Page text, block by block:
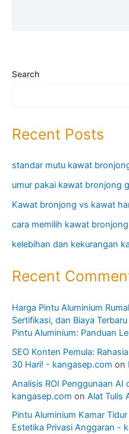
Search
Recent Posts
standar mutu kawat
umur pakai kawat bronjong
Kawat bronjong vs kawat
cara memilih kawat
kelebihan dan kekurangan
Recent
Harga Pintu Aluminium
Sertifikasi, dan Biaya
Pintu Aluminium: Panduan
SEO Konten Pemula:
30 Hari! - kangasep.com on
Analisis ROI Penggunaan
kangasep.com on Alat Tulis
Pintu Aluminium Kamar
Estetika Privasi Anggaran -